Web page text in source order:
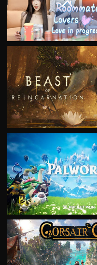
VIEW
VIEW
VIEW